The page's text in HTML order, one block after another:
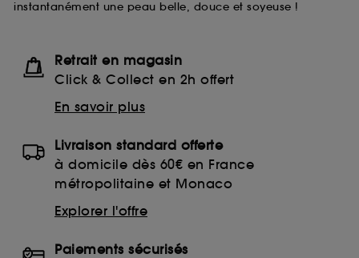
instantanément une peau belle, douce et soyeuse !
Retrait en magasin
Click & Collect en 2h offert
En savoir plus
Livraison standard offerte
à domicile dès 60€ en France
métropolitaine et Monaco
Explorer l'offre
Paiements sécurisés
lecture de ces traceurs requiert votre accord. Vous
choix" ci-dessous ou décider de "tout accepter".
Sephora pourra associer les informations de
navigation collectées par ces Cookies, pour les
collectées ou générées lors de votre activité en ligne
sur "continuer sans accepter". Voous pouvez à tout
moment choisir de retirer votrte consentement. Si vous
utilisés, cliquez ici.